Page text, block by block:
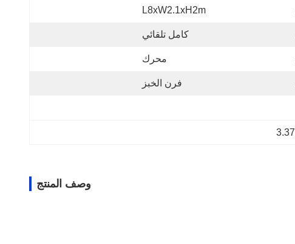
L8xW2.1xH2m
كامل تلقائي
محرك
فرن الخبز
وصف المنتج